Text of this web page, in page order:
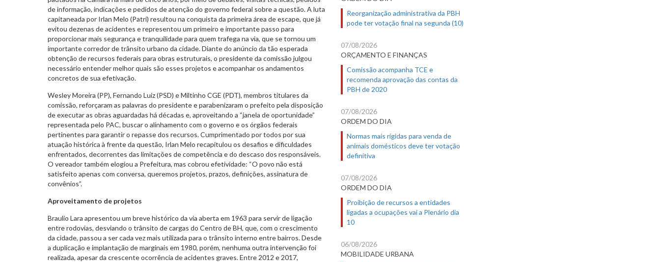
de informação, indicações e pedidos de atenção do governo federal sobre a questão. A luta
capitaneada por Irlan Melo (Patri) resultou na conquista da primeira área de escape, que já
evitou dezenas de acidentes e representou um primeiro e importante passo para
proporcionar mais segurança e tranquilidade para quem trafega na via, que se tornou um
importante corredor de trânsito urbano da cidade. Diante do anúncio da tão esperada
obtenção de recursos federais para obras estruturais, o presidente da comissão julgou
necessário entender melhor quais são esses projetos e acompanhar os andamentos
concretos de sua efetivação.
Wesley Moreira (PP), Fernando Luiz (PSD) e Miltinho CGE (PDT), membros titulares da
comissão, reforçaram as palavras do presidente e parabenizaram o prefeito pela disposição
de executar as obras aguardadas há décadas e, aproveitando a “janela de oportunidade”
representada pelo PAC, buscar o alinhamento com o governo e os órgãos federais
pertinentes para garantir o repasse dos recursos. Cumprimentado por todos por sua
atuação histórica à frente da questão, Irlan Melo recapitulou os desafios e dificuldades
enfrentados, decorrentes das limitações de competência e do descaso dos responsáveis.
O vereador também elogiou a Prefeitura, mas cobrou efetividade: “O povo não está
satisfeito apenas com conversa, queremos projetos, prazos, definições, assinatura de
convênios”.
Aproveitamento de projetos
Braulio Lara apresentou um breve histórico da via aberta em 1963 para servir de ligação
entre rodovias, desviando o trânsito de cargas do Centro de BH, que, com o crescimento
da cidade, passou a ser cada vez mais utilizada para o trânsito interno entre bairros. Desde
a duplicação e implantação de marginais em 1980, porém, nenhuma outra intervenção foi
realizada, apesar da crescente ocorrência de acidentes graves. Entre 2012 e 2017,
Reorganização administrativa da PBH
pode ter votação final na segunda (10)
07/08/2026
ORÇAMENTO E FINANÇAS
Comissão acompanha TCE e
recomenda aprovação das contas da
PBH de 2020
07/08/2026
ORDEM DO DIA
Normas mais rígidas para venda de
animais domésticos deve ter votação
definitiva
07/08/2026
ORDEM DO DIA
Proibição de recursos a entidades
ligadas a ocupações vai a Plenário dia
10
06/08/2026
MOBILIDADE URBANA